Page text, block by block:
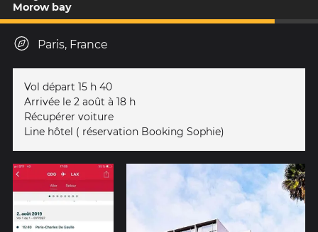
Morow bay
Paris, France
Vol départ 15 h 40
Arrivée le 2 août à 18 h
Récupérer voiture
Line hôtel ( réservation Booking Sophie)